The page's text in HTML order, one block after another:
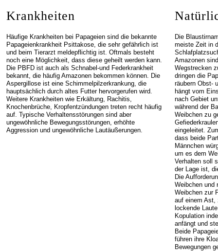
Krankheiten
Häufige Krankheiten bei Papageien sind die bekannte
Papageienkrankheit Psittakose, die sehr gefährlich ist
und beim Tierarzt meldepflichtig ist. Oftmals besteht
noch eine Möglichkeit, dass diese geheilt werden kann.
Die PBFD ist auch als Schnabel-und Federkrankheit
bekannt, die häufig Amazonen bekommen können. Die
Aspergillose ist eine Schimmelpilzerkrankung, die
hauptsächlich durch altes Futter hervorgerufen wird.
Weitere Krankheiten wie Erkältung, Rachitis,
Knochenbrüche, Kropfentzündungen treten recht häufig
auf. Typische Verhaltensstörungen sind aber
ungewöhnliche Bewegungsstörungen, erhöhte
Aggression und ungewöhnliche Lautäußerungen.
Die
meiste Zeit in
Amazonen
Wegstrecken
dringen die
räubern Obst-
hängt vom
nach Gebiet
während der
Weibchen zu
eingeleitet.
dass beide
Männchen
um es dem
Verhalten soll
der Lage ist,
Die
Weibchen und
Weibchen zur
auf einem Ast,
lockende
Kopulation
anfängt und
Beide
führen ihre
Bewegungen